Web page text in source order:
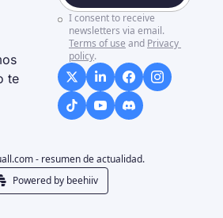
te
I consent to receive
newsletters via email.
Terms of use and Privacy
policy.
- resumen de actualidad.
Powered by beehiiv